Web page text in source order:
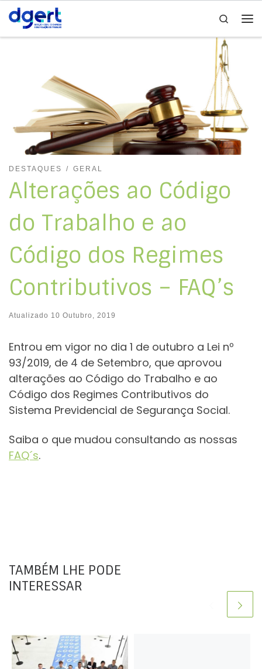
Skip to content
Search
DESTAQUES GERAL
Alterações ao Código
do Trabalho e ao
Código dos Regimes
Contributivos – FAQ’s
Atualizado 10 Outubro, 2019
Entrou em vigor no dia 1 de outubro a Lei nº
93/2019, de 4 de Setembro, que aprovou
alterações ao Código do Trabalho e ao
Código dos Regimes Contributivos do
Sistema Previdencial de Segurança Social.
Saiba o que mudou consultando as nossas
FAQ´s.
TAMBÉM LHE PODE
INTERESSAR